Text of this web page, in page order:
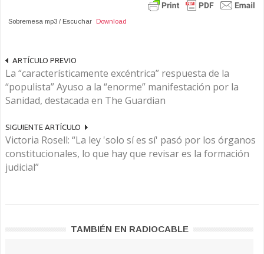
Sobremesa mp3 / Escuchar Download
ARTÍCULO PREVIO
La “característicamente excéntrica” respuesta de la
“populista” Ayuso a la “enorme” manifestación por la
Sanidad, destacada en The Guardian
SIGUIENTE ARTÍCULO
Victoria Rosell: “La ley 'solo sí es sí' pasó por los órganos
constitucionales, lo que hay que revisar es la formación
judicial”
TAMBIÉN EN RADIOCABLE